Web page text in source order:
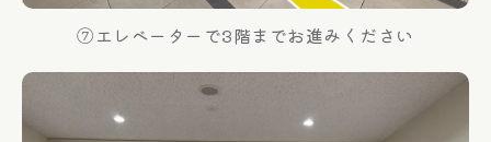
⑦エレベーターで3階までお進みください